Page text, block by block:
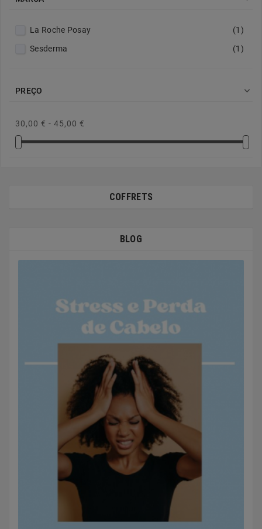
La Roche Posay
(1)
Sesderma
(1)
PREÇO 
30,00 € - 45,00 €
COFFRETS
BLOG